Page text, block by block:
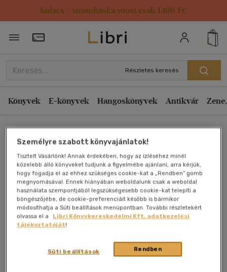
Kulacs / strandtáska most csak 1499 Ft!
Törzsvásárlói Kártya adatai
Részletes keresés
Könyvek E-könyvek Hangoskönyvek Antikvár
The Ninja
Eric Van Lustbader
Antikvár könyv (2db)
Személyre szabott könyvajánlatok!
Tisztelt Vásárlónk! Annak érdekében, hogy az ízléséhez minél
közelebb álló könyveket tudjunk a figyelmébe ajánlani, arra kérjük,
hogy fogadja el az ehhez szükséges cookie-kat a „Rendben” gomb
megnyomásával. Ennek hiányában weboldalunk csak a weboldal
használata szempontjából legszükségesebb cookie-kat telepíti a
böngészőjébe, de cookie-preferenciáit később is bármikor
módosíthatja a Süti beállítások menüpontban. További részletekért
olvassa el a
Libri Könyvkereskedelmi Kft. adatkezelési
tájékoztatóját!
Rendben
Süti beállítások